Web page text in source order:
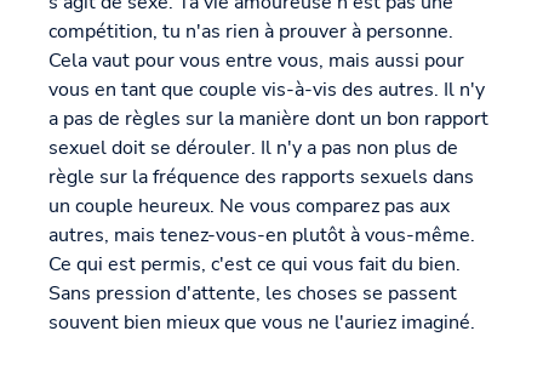
compétition, tu n'as rien à prouver à personne.
Cela vaut pour vous entre vous, mais aussi pour
vous en tant que couple vis-à-vis des autres. Il n'y
a pas de règles sur la manière dont un bon rapport
sexuel doit se dérouler. Il n'y a pas non plus de
règle sur la fréquence des rapports sexuels dans
un couple heureux. Ne vous comparez pas aux
autres, mais tenez-vous-en plutôt à vous-même.
Ce qui est permis, c'est ce qui vous fait du bien.
Sans pression d'attente, les choses se passent
souvent bien mieux que vous ne l'auriez imaginé.